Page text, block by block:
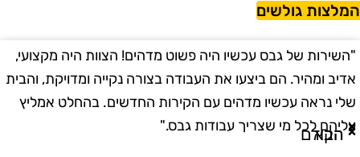
גולשים
"השירות של גבס עכשיו היה פשוט מדהים! הצוות היה מקצועי,
אדיב ומהיר. הם ביצעו את העבודה בצורה נקייה ומדויקת, והבית
שלי נראה עכשיו מדהים עם הקירות החדשים. בהחלט אמליץ
עליהם לכל מי שצריך עבודות גבס."
הקודם
הבא